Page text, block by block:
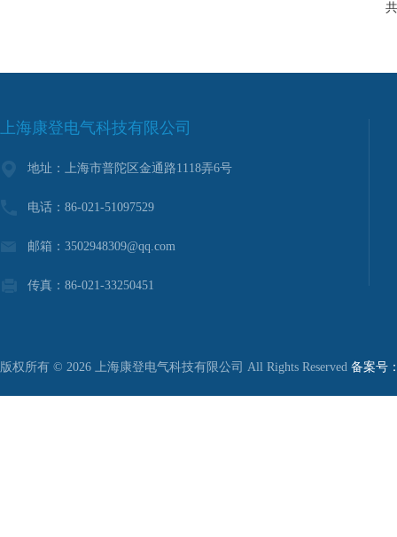
上海康登电气科技有限公司
地址：上海市普陀区金通路1118弄6号
电话：86-021-51097529
邮箱：3502948309@qq.com
传真：86-021-33250451
版权所有 © 2026 上海康登电气科技有限公司 All Rights Reserved 备案号